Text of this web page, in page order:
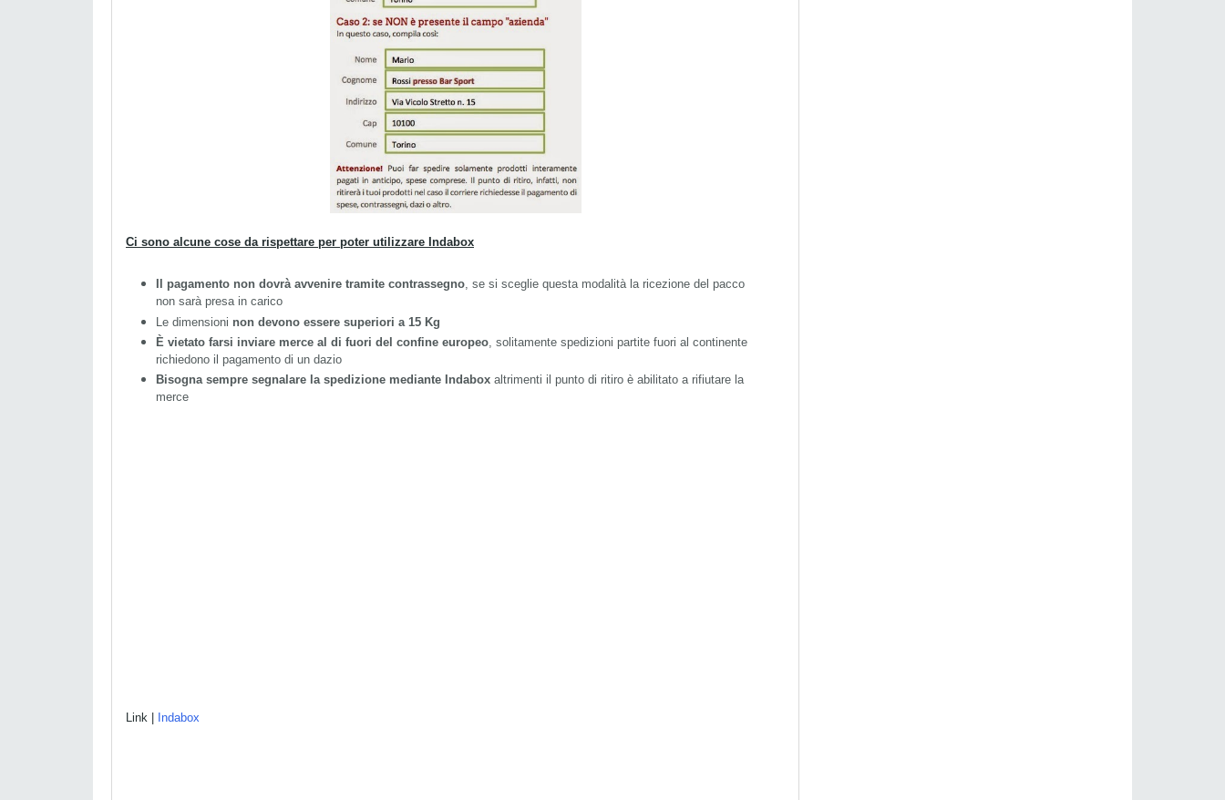
Ci sono alcune cose da rispettare per poter utilizzare Indabox
Il pagamento non dovrà avvenire tramite contrassegno, se si sceglie questa modalità la ricezione del pacco
non sarà presa in carico
Le dimensioni non devono essere superiori a 15 Kg
È vietato farsi inviare merce al di fuori del confine europeo, solitamente spedizioni partite fuori al continente
richiedono il pagamento di un dazio
Bisogna sempre segnalare la spedizione mediante Indaboxaltrimenti il punto di ritiro è abilitato a rifiutare la
merce
Link | Indabox